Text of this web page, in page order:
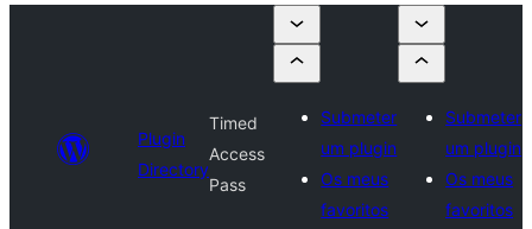
Plugin
Directory
Timed
Access
Pass
Submeter
um plugin
Os meus
favoritos
Submeter
um plugin
Os meus
favoritos